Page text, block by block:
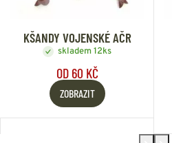
KŠANDY VOJENSKÉ AČR
skladem 12ks
OD 60 KČ
ZOBRAZIT